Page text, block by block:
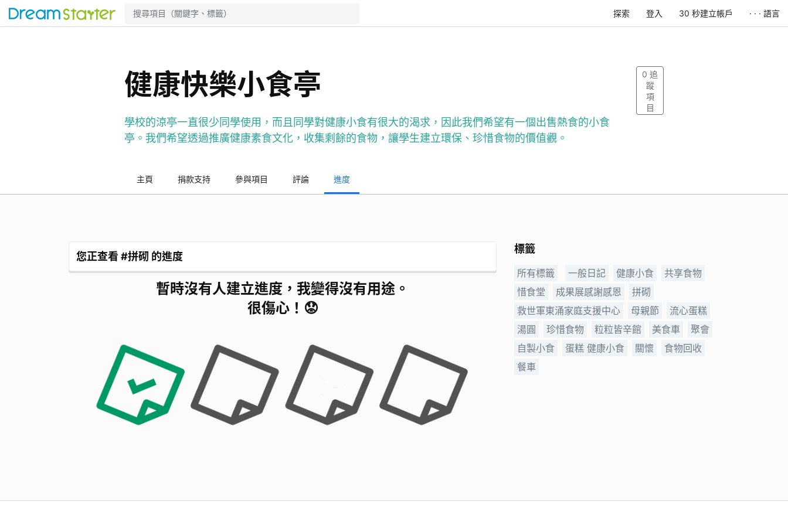
探索 登入 30 秒建立帳戶 · · · 語言
健康快樂小食亭
學校的涼亭一直很少同學使用，而且同學對健康小食有很大的渴求，因此我們希望有一個出售熱食的小食
亭。我們希望透過推廣健康素食文化，收集剩餘的食物，讓學生建立環保、珍惜食物的價值觀。
0 追
蹤
項
目
主頁 捐款支持 參與項目 評論 進度
您正查看 #拼砌 的進度
暫時沒有人建立進度，我變得沒有用途。
很傷心！😟
標籤
所有標籤 一般日記 健康小食
共享食物
惜食堂
成果展感謝感恩
拼砌
救世軍東涌家庭支援中心
母親節
流心蛋糕
湯圓
珍惜食物 粒粒皆辛館 美食車
聚會
自製小食
蛋糕 健康小食 關懷
食物回收
餐車